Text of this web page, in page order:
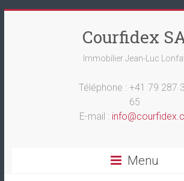
Courfidex
Immobilier Jean-Luc
Téléphone : +41 79 287
65
E-mail :
Menu